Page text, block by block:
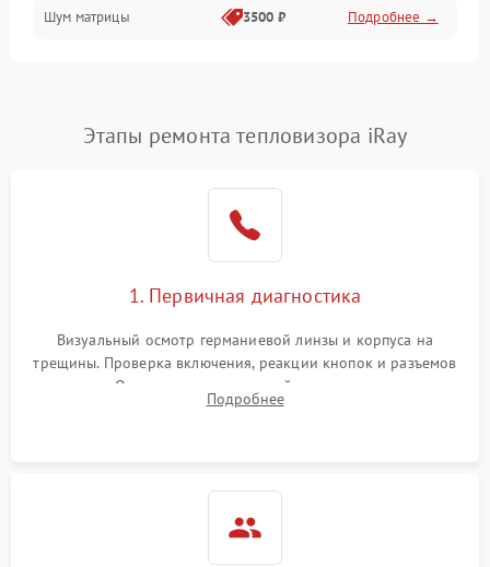
Проблемы питания
Сбои коммуникаций и интерфейсов
Экран (дисплей)
Шум матрицы 3500 ₽ Подробнее →
Этапы ремонта тепловизора iRay
1. Первичная диагностика
Визуальный осмотр германиевой линзы и корпуса на
трещины. Проверка включения, реакции кнопок и разъемов
зарядки. Оценка вывода тепловой сигнатуры на экран,
проверка базовых функций и считывание системных
Подробнее